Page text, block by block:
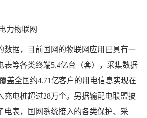
力物联网
数据，目前国网的物联网应用已具有一
表等各类终端5.4亿台（套），采集数据
盖全国约4.71亿客户的用电信息实现在
充电桩超过28万个。另据输配电联盟披
电表，国网系统接入的各类保护、采